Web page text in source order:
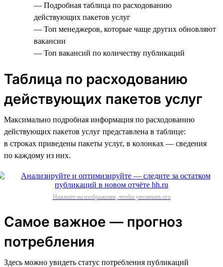
— Подробная таблица по расходованию
действующих пакетов услуг
— Топ менеджеров, которые чаще других обновляют
вакансии
— Топ вакансий по количеству публикаций
Таблица по расходованию
действующих пакетов услуг
Максимально подробная информация по расходованию
действующих пакетов услуг представлена в таблице:
в строках приведены пакеты услуг, в колонках — сведения
по каждому из них.
Нажмите на изображение, чтобы увеличить его
Самое важное — прогноз
потребления
Здесь можно увидеть статус потребления публикаций